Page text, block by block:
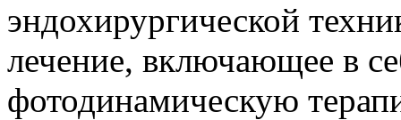
эндохирургической
лечение, включающее в
фотодинамическую